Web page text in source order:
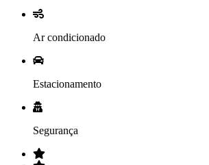
Ar condicionado
Estacionamento
Segurança